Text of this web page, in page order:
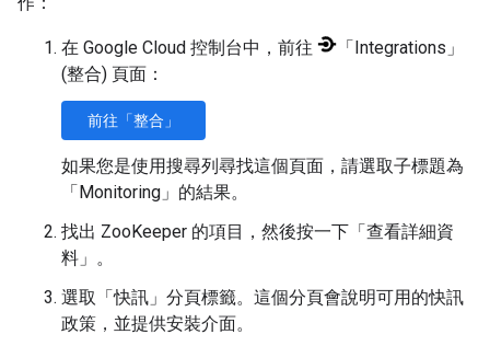
在 Google Cloud 控制台中，前往
「Integrations」
(整合) 頁面：
前往「整合」
如果您是使用搜尋列尋找這個頁面，請選取子標題為
「Monitoring」的結果。
找出 ZooKeeper 的項目，然後按一下「查看詳細資
料」 。
選取「快訊」 分頁標籤。這個分頁會說明可用的快訊
政策，並提供安裝介面。